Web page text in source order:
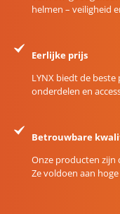
helmen – veiligheid
Eerlijke prijs
LYNX biedt de
onderdelen en
Betrouwbare
Onze producten zijn
Ze voldoen aan